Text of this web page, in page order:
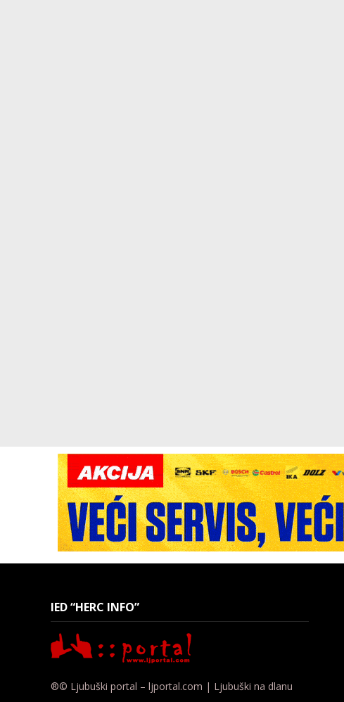
IED “HERC INFO”
®© Ljubuški portal – ljportal.com | Ljubuški na dlanu